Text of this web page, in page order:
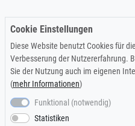
Impressum |
Cookie Einstellungen
Diese Website benutzt Cookies für
Verbesserung der Nutzererfahrung.
Sie der Nutzung auch im eigenen
(mehr Informationen)
Funktional (notwendig)
Statistiken